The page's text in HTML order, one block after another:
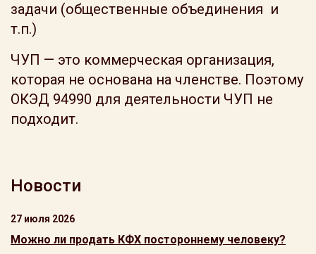
задачи (общественные объединения и
т.п.)
ЧУП — это коммерческая организация,
которая не основана на членстве. Поэтому
ОКЭД 94990 для деятельности ЧУП не
подходит.
Новости
27 июля 2026
Можно ли продать КФХ постороннему человеку?